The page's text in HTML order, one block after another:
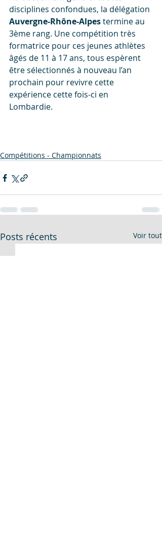
disciplines confondues, la délégation
Auvergne-Rhône-Alpes termine au
3ème rang. Une compétition très
formatrice pour ces jeunes athlètes
âgés de 11 à 17 ans, tous espèrent
être sélectionnés à nouveau l’an
prochain pour revivre cette
expérience cette fois-ci en
Lombardie.
Compétitions - Championnats
Posts récents Voir tout